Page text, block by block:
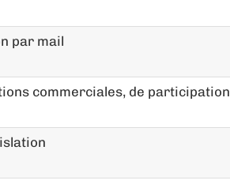
par mail
commerciales, de participation